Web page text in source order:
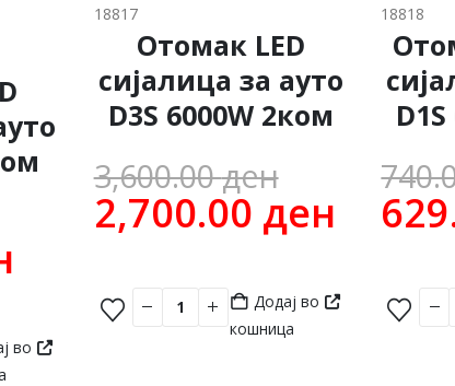
Original
ден.
price
is:
во
18817
Отомак LED
сијалица за ауто
D3S 6000W 2ком
3,600.00ден Original
price
was:
2,700.00 ден
is:
Додај во
кошница
18818